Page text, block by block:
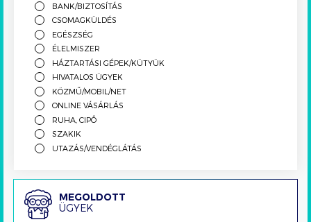
BANK/BIZTOSÍTÁS
CSOMAGKÜLDÉS
EGÉSZSÉG
ÉLELMISZER
HÁZTARTÁSI GÉPEK/KÜTYÜK
HIVATALOS ÜGYEK
KÖZMŰ/MOBIL/NET
ONLINE VÁSÁRLÁS
RUHA, CIPŐ
SZAKIK
UTAZÁS/VENDÉGLÁTÁS
Megoldott
ügyek
MEGOLDOTT
ÜGYEK